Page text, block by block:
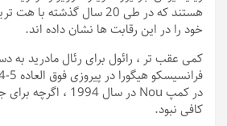
هستند که در طی 20 سال
خود را در این رقابت ها نشان داده اند.
کمی عقب تر ، رائول برای رئال مادرید به
کافی نبود.